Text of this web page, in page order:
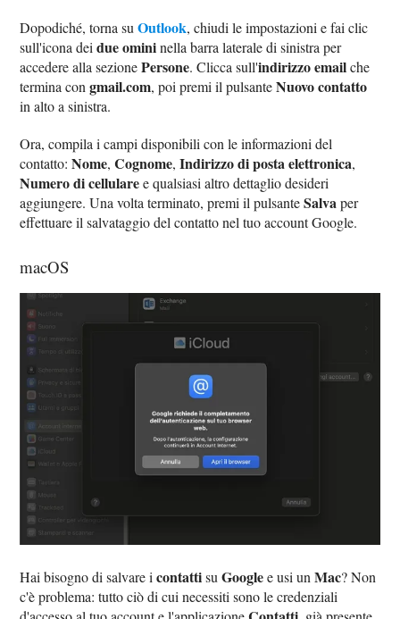
Dopodiché, torna suOutlook, chiudi le impostazioni e fai clic
sull'icona deidue omininella barra laterale di sinistra per
accedere alla sezionePersone. Clicca sull'indirizzo emailche
termina congmail.com, poi premi il pulsanteNuovo contatto
in alto a sinistra.
Ora, compila i campi disponibili con le informazioni del
contatto:Nome,Cognome,Indirizzo di posta elettronica,
Numero di cellularee qualsiasi altro dettaglio desideri
aggiungere. Una volta terminato, premi il pulsanteSalvaper
effettuare il salvataggio del contatto nel tuo account Google.
macOS
Hai bisogno di salvare icontattisuGooglee usi unMac? Non
c'è problema: tutto ciò di cui necessiti sono le credenziali